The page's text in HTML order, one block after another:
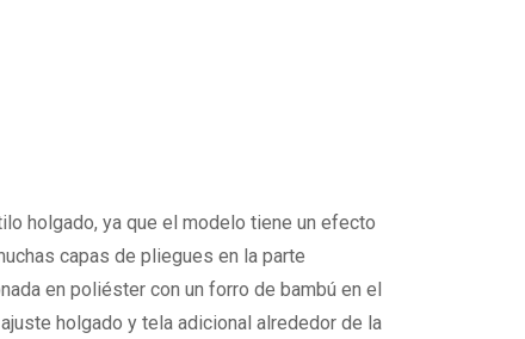
holgado, ya que el modelo tiene un efecto
capas de pliegues en la parte
en poliéster con un forro de bambú en el
holgado y tela adicional alrededor de la